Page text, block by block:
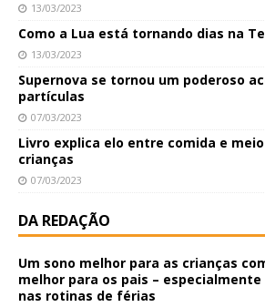
13/03/2023
Como a Lua está tornando dias na
13/03/2023
Supernova se tornou um poderoso
partículas
07/03/2023
Livro explica elo entre comida e
crianças
07/03/2023
DA REDAÇÃO
Um sono melhor para as crianças
melhor para os pais –
nas rotinas de férias